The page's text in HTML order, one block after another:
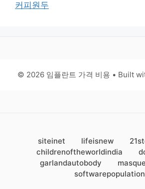
커피원두
© 2026 임플란트 가격 비용 • Built
siteinet lifeisnew
childrenoftheworldindia
garlandautobody